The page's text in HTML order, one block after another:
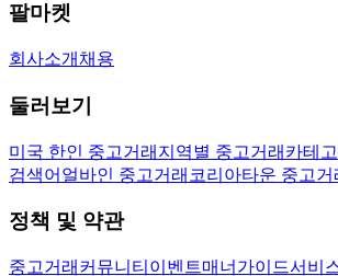
팔마켓
회사소개 채용
둘러보기
미국 한인 중고거래 지역별 중고거래 카테
검색어 얼바인 중고거래 코리아타운 중고거
정책 및 약관
중고거래 커뮤니티 이벤트매너가이드서비